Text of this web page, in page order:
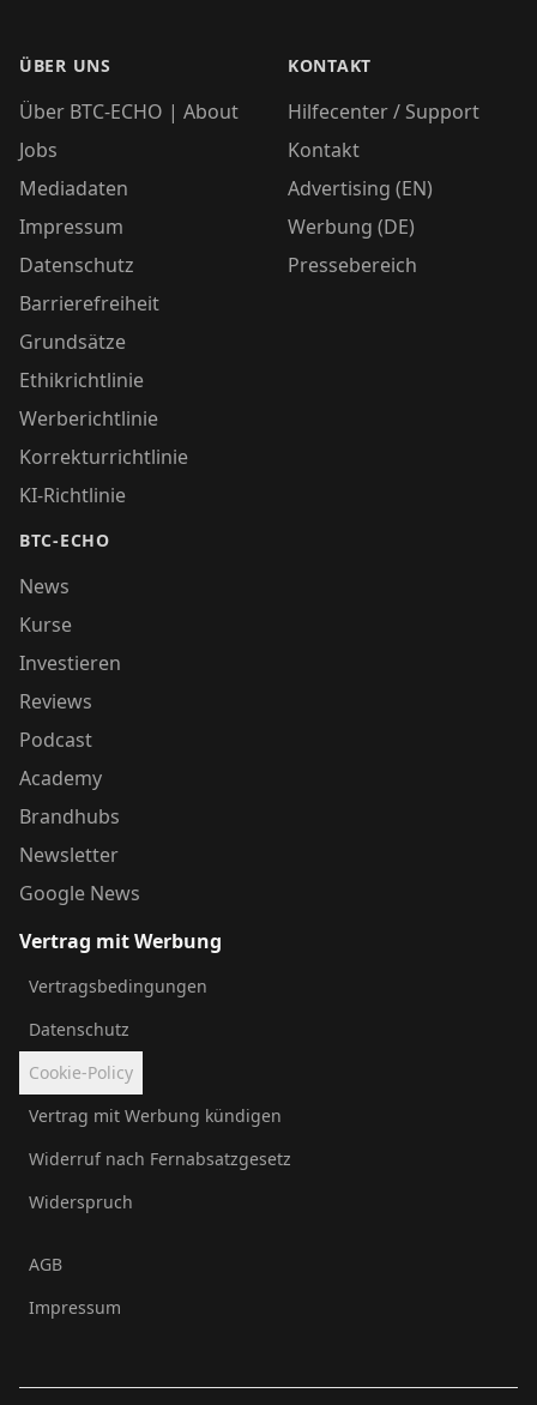
ÜBER UNS
Über BTC-ECHO | About
Jobs
Mediadaten
Impressum
Datenschutz
Barrierefreiheit
Grundsätze
Ethikrichtlinie
Werberichtlinie
Korrekturrichtlinie
KI-Richtlinie
BTC-ECHO
News
Kurse
Investieren
Reviews
Podcast
Academy
Brandhubs
Newsletter
Google News
KONTAKT
Hilfecenter / Support
Kontakt
Advertising (EN)
Werbung (DE)
Pressebereich
Vertrag mit Werbung
Vertragsbedingungen
Datenschutz
Cookie-Policy
Vertrag mit Werbung kündigen
Widerruf nach Fernabsatzgesetz
Widerspruch
AGB
Impressum